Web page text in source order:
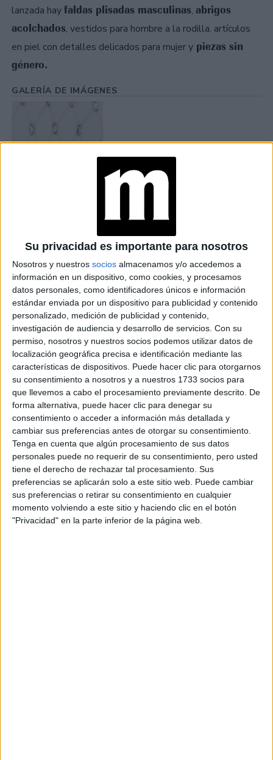
Su privacidad es importante para nosotros
Nosotros y nuestros socios almacenamos y/o accedemos a
información en un dispositivo, como cookies, y procesamos
datos personales, como identificadores únicos e información
estándar enviada por un dispositivo para publicidad y contenido
personalizado, medición de publicidad y contenido,
investigación de audiencia y desarrollo de servicios. Con su
permiso, nosotros y nuestros socios podemos utilizar datos de
localización geográfica precisa e identificación mediante las
características de dispositivos. Puede hacer clic para otorgarnos
su consentimiento a nosotros y a nuestros 1733 socios para
que llevemos a cabo el procesamiento previamente descrito. De
forma alternativa, puede hacer clic para denegar su
consentimiento o acceder a información más detallada y
cambiar sus preferencias antes de otorgar su consentimiento.
Tenga en cuenta que algún procesamiento de sus datos
personales puede no requerir de su consentimiento, pero usted
tiene el derecho de rechazar tal procesamiento. Sus
preferencias se aplicarán solo a este sitio web. Puede cambiar
sus preferencias o retirar su consentimiento en cualquier
momento volviendo a este sitio y haciendo clic en el botón
"Privacidad" en la parte inferior de la página web.
lanzada hayfaldas plisadas masculinas, abrigos
acolchados, vestidos para hombre a la rodilla, artículos
en piel con detalles delicados para mujer y piezas sin
género.
GALERÍA DE IMÁGENES
Accedé a los beneficios para suscriptores
Contenidos exclusivos
Sorteos
Descuentos en publicaciones
Participación en los eventos organizados por
Editorial Perfil.
Suscribite ahora
COMPARTÍ ESTA NOTA
EN ESTA NOTA
TEMAS: BURBERRY MAR
SARA GONZÁLEZ VELÁSQUEZ